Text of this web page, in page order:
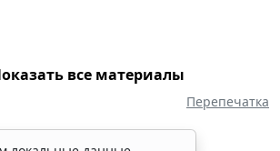
все материалы
Перепечатка